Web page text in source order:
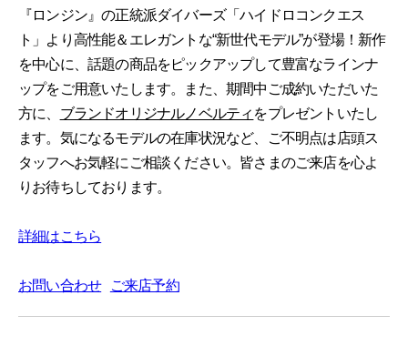
『ロンジン』の正統派ダイバーズ「ハイドロコンクエス
ト」より高性能＆エレガントな“新世代モデル”が登場！新作
を中心に、話題の商品をピックアップして豊富なラインナ
ップをご用意いたします。また、期間中ご成約いただいた
方に、 ブランドオリジナルノベルティ をプレゼントいたし
ます。気になるモデルの在庫状況など、ご不明点は店頭ス
タッフへお気軽にご相談ください。皆さまのご来店を心よ
りお待ちしております。
詳細はこちら
お問い合わせ ご来店予約